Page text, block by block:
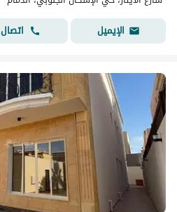
الإيميل
اتصال